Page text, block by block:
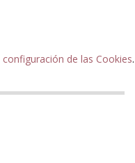
configuración de las Cookies.